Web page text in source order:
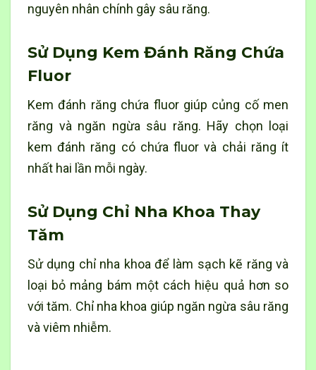
nguyên nhân chính gây sâu răng.
Sử Dụng Kem Đánh Răng Chứa
Fluor
Kem đánh răng chứa fluor giúp củng cố men
răng và ngăn ngừa sâu răng. Hãy chọn loại
kem đánh răng có chứa fluor và chải răng ít
nhất hai lần mỗi ngày.
Sử Dụng Chỉ Nha Khoa Thay
Tăm
Sử dụng chỉ nha khoa để làm sạch kẽ răng và
loại bỏ mảng bám một cách hiệu quả hơn so
với tăm. Chỉ nha khoa giúp ngăn ngừa sâu răng
và viêm nhiễm.